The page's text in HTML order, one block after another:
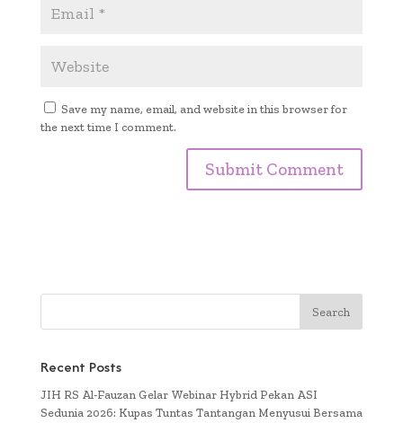
Save my name, email, and website in this browser for
the next time I comment.
Recent Posts
JIH RS Al-Fauzan Gelar Webinar Hybrid Pekan ASI
Sedunia 2026: Kupas Tuntas Tantangan Menyusui Bersama